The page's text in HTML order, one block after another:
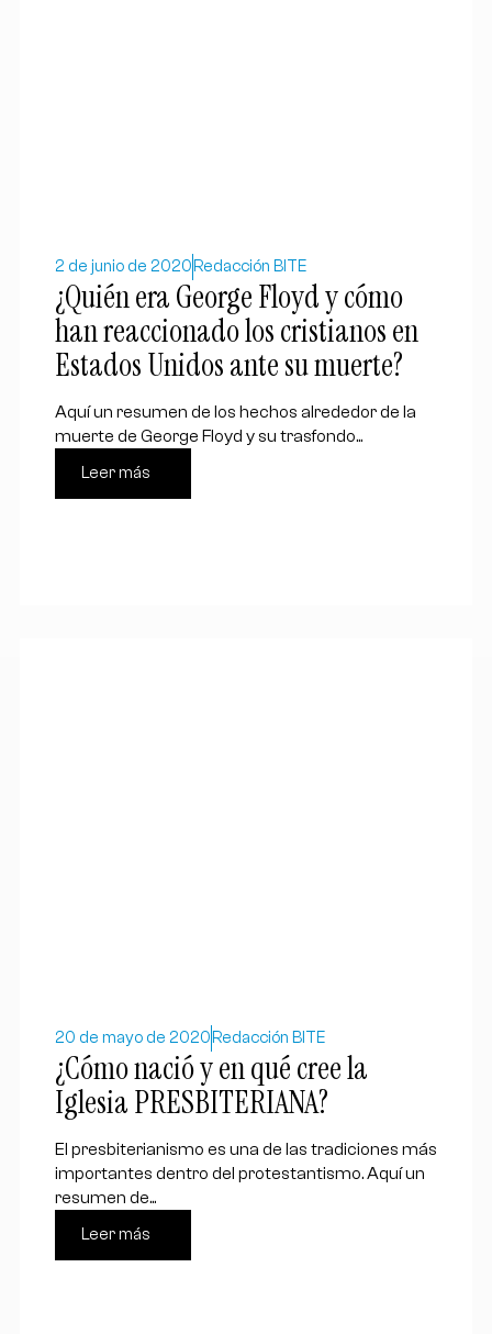
2 de junio de 2020 Redacción BITE
¿Quién era George Floyd y cómo
han reaccionado los cristianos en
Estados Unidos ante su muerte?
Aquí un resumen de los hechos alrededor de la
muerte de George Floyd y su trasfondo...
Leer más
20 de mayo de 2020 Redacción BITE
¿Cómo nació y en qué cree la
Iglesia PRESBITERIANA?
El presbiterianismo es una de las tradiciones más
importantes dentro del protestantismo. Aquí un
resumen de...
Leer más